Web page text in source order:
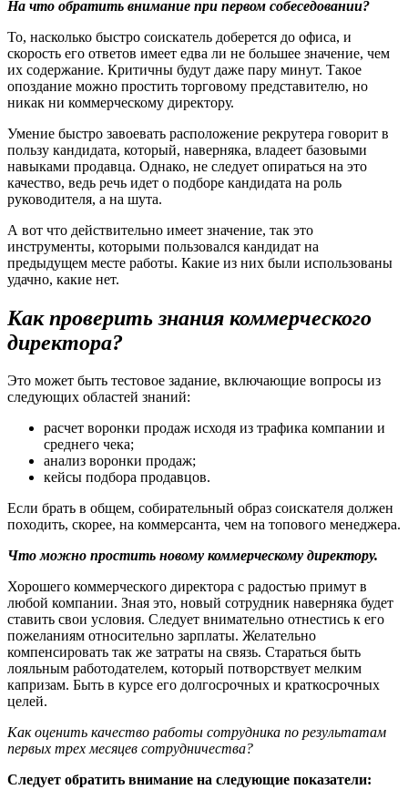
На что обратить внимание при первом собеседовании?
То, насколько быстро соискатель доберется до офиса, и
скорость его ответов имеет едва ли не большее значение, чем
их содержание. Критичны будут даже пару минут. Такое
опоздание можно простить торговому представителю, но
никак ни коммерческому директору.
Умение быстро завоевать расположение рекрутера говорит в
пользу кандидата, который, наверняка, владеет базовыми
навыками продавца. Однако, не следует опираться на это
качество, ведь речь идет о подборе кандидата на роль
руководителя, а на шута.
А вот что действительно имеет значение, так это
инструменты, которыми пользовался кандидат на
предыдущем месте работы. Какие из них были использованы
удачно, какие нет.
Как проверить знания коммерческого
директора?
Это может быть тестовое задание, включающие вопросы из
следующих областей знаний:
расчет воронки продаж исходя из трафика компании и
среднего чека;
анализ воронки продаж;
кейсы подбора продавцов.
Если брать в общем, собирательный образ соискателя должен
походить, скорее, на коммерсанта, чем на топового менеджера.
Что можно простить новому коммерческому директору.
Хорошего коммерческого директора с радостью примут в
любой компании. Зная это, новый сотрудник наверняка будет
ставить свои условия. Следует внимательно отнестись к его
пожеланиям относительно зарплаты. Желательно
компенсировать так же затраты на связь. Стараться быть
лояльным работодателем, который потворствует мелким
капризам. Быть в курсе его долгосрочных и краткосрочных
целей.
Как оценить качество работы сотрудника по результатам
первых трех месяцев сотрудничества?
Следует обратить внимание на следующие показатели: